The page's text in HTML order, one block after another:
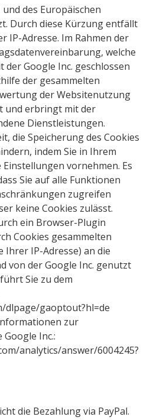
des Europäischen
Durch diese Kürzung entfällt
IP-Adresse. Im Rahmen der
welche
Google Inc. geschlossen
der gesammelten
der Websitenutzung
und erbringt mit der
Dienstleistungen.
die Speicherung des Cookies
indem Sie in Ihrem
vornehmen. Es
Sie auf alle Funktionen
zugreifen
keine Cookies zulässt.
ein Browser-Plugin
Cookies gesammelten
IP-Adresse) an die
von der Google Inc. genutzt
Sie zu dem
dlpage/gaoptout?hl=de
zur
Inc.:
analytics/answer/6004245?
die Bezahlung via PayPal.